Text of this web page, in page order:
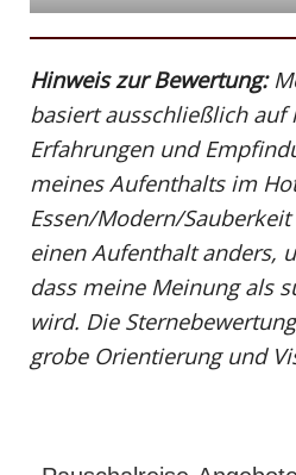
Hinweis zur Bewertung:
basiert ausschließlich
Erfahrungen und
meines Aufenthalts im
Essen/Modern/
einen Aufenthalt anders,
dass meine Meinung als
wird. Die
grobe Orientierung und